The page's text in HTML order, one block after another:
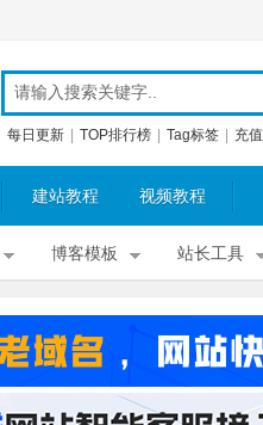
每日更新 TOP排行榜 Tag标签 充值
建站教程 视频教程
博客模板 站长工具